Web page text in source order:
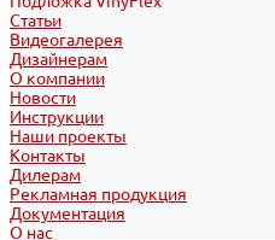
Статьи
Видеогалерея
Дизайнерам
О компании
Новости
Инструкции
Наши проекты
Контакты
Дилерам
Рекламная продукция
Документация
О нас